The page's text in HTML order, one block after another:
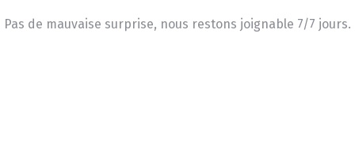
Pas de mauvaise surprise, nous restons joignable 7/7 jours.